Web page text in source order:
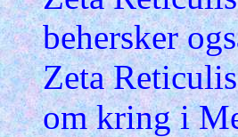
behersker
Zeta
om kring i